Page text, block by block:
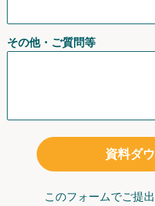
その他・ご質問等
資料ダ
このフォームでご提